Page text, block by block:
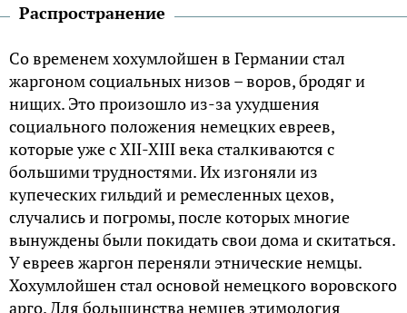
Распространение
Со временем хохумлойшен в Германии стал
жаргоном социальных низов – воров, бродяг и
нищих. Это произошло из-за ухудшения
социального положения немецких евреев,
которые уже с XII-XIII века сталкиваются с
большими трудностями. Их изгоняли из
купеческих гильдий и ремесленных цехов,
случались и погромы, после которых многие
вынуждены были покидать свои дома и скитаться.
У евреев жаргон переняли этнические немцы.
Хохумлойшен стал основой немецкого воровского
арго. Для большинства немцев этимология